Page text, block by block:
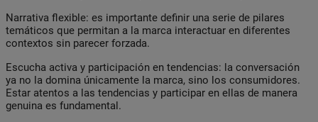
Narrativa flexible: es importante definir una serie de pilares
temáticos que permitan a la marca interactuar en diferentes
contextos sin parecer forzada.
Escucha activa y participación en tendencias: la conversación
ya no la domina únicamente la marca, sino los consumidores.
Estar atentos a las tendencias y participar en ellas de manera
genuina es fundamental.